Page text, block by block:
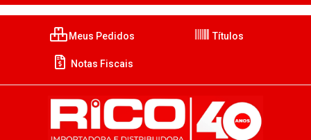
Meus Pedidos Títulos
Notas Fiscais